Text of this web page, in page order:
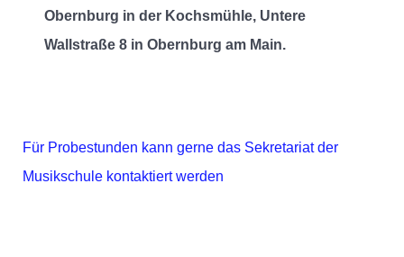
Obernburg in der Kochsmühle, Untere
Wallstraße 8 in Obernburg am Main.
Für Probestunden kann gerne das Sekretariat der
Musikschule kontaktiert werden